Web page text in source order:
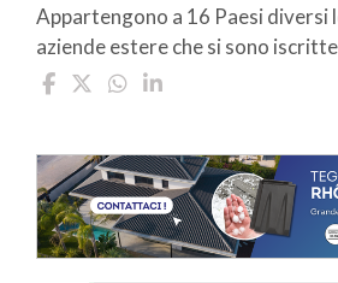
Appartengono a 16 Paesi diversi
aziende estere che si sono iscritte